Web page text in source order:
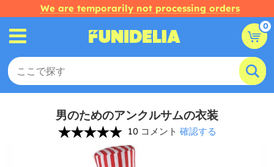
We are temporarily not processing orders
0
男のためのアンクルサムの衣装
10 コメント 確認する